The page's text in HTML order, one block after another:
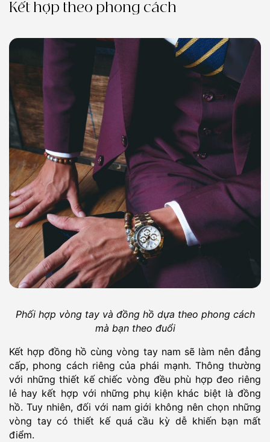
Kết hợp theo phong cách
Phối hợp vòng tay và đồng hồ dựa theo phong cách
mà bạn theo đuổi
Kết hợp đồng hồ cùng vòng tay nam sẽ làm nên đẳng
cấp, phong cách riêng của phái mạnh. Thông thường
với những thiết kế chiếc vòng đều phù hợp đeo riêng
lẻ hay kết hợp với những phụ kiện khác biệt là đồng
hồ. Tuy nhiên, đối với nam giới không nên chọn những
vòng tay có thiết kế quá cầu kỳ dễ khiến bạn mất
điểm.